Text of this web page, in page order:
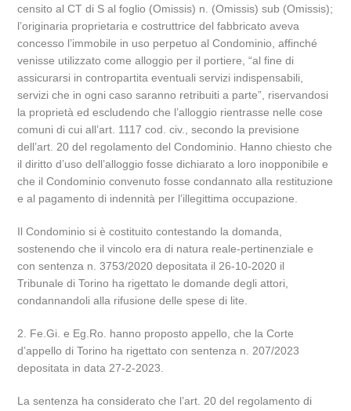
censito al CT di S al foglio (Omissis) n. (Omissis) sub (Omissis);
l’originaria proprietaria e costruttrice del fabbricato aveva
concesso l’immobile in uso perpetuo al Condominio, affinché
venisse utilizzato come alloggio per il portiere, “al fine di
assicurarsi in contropartita eventuali servizi indispensabili,
servizi che in ogni caso saranno retribuiti a parte”, riservandosi
la proprietà ed escludendo che l’alloggio rientrasse nelle cose
comuni di cui all’art. 1117 cod. civ., secondo la previsione
dell’art. 20 del regolamento del Condominio. Hanno chiesto che
il diritto d’uso dell’alloggio fosse dichiarato a loro inopponibile e
che il Condominio convenuto fosse condannato alla restituzione
e al pagamento di indennità per l’illegittima occupazione.
Il Condominio si è costituito contestando la domanda,
sostenendo che il vincolo era di natura reale-pertinenziale e
con sentenza n. 3753/2020 depositata il 26-10-2020 il
Tribunale di Torino ha rigettato le domande degli attori,
condannandoli alla rifusione delle spese di lite.
2. Fe.Gi. e Eg.Ro. hanno proposto appello, che la Corte
d’appello di Torino ha rigettato con sentenza n. 207/2023
depositata in data 27-2-2023.
La sentenza ha considerato che l’art. 20 del regolamento di